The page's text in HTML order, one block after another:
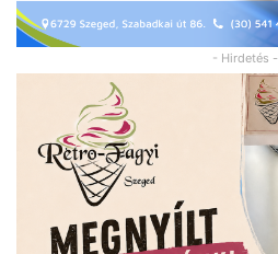
- Hirdetés -